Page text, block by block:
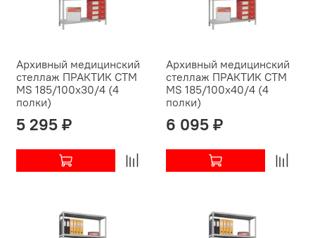
Архивный медицинский
стеллаж ПРАКТИК СТМ
MS 185/100х30/4 (4
полки)
5 295 ₽
Архивный медицинский
стеллаж ПРАКТИК СТМ
MS 185/100х40/4 (4
полки)
6 095 ₽